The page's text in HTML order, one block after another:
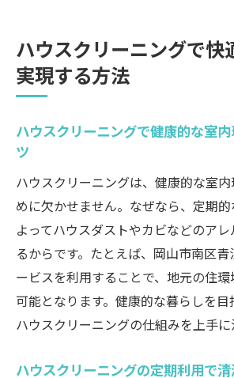
ハウスクリーニングで快
実現する方法
ハウスクリーニングで健康的な室
ツ
ハウスクリーニングは、健康的な室
めに欠かせません。なぜなら、定期
よってハウスダストやカビなどのア
るからです。たとえば、岡山市南区
ービスを利用することで、地元の住
可能となります。健康的な暮らしを
ハウスクリーニングの仕組みを上手に
ハウスクリーニングの定期利用で